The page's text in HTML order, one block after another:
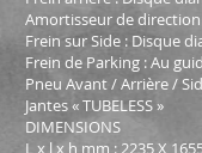
Amortisseur de direction
Frein sur Side : Disque
Frein de Parking : Au
Pneu Avant / Arrière /
Jantes « TUBELESS »
DIMENSIONS
L x l x h mm : 2235 X